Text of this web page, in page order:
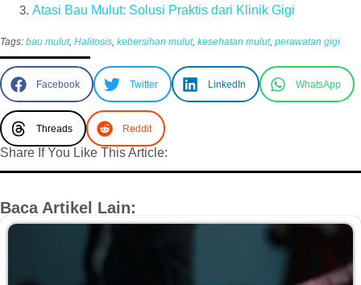
Atasi Bau Mulut: Solusi Praktis dari Klinik Gigi
Tags: bau mulut, Halitosis, kebersihan mulut, kesehatan mulut, perawatan gigi
Facebook Twitter LinkedIn WhatsApp
Threads Reddit
Share If You Like This Article:
Baca Artikel Lain: